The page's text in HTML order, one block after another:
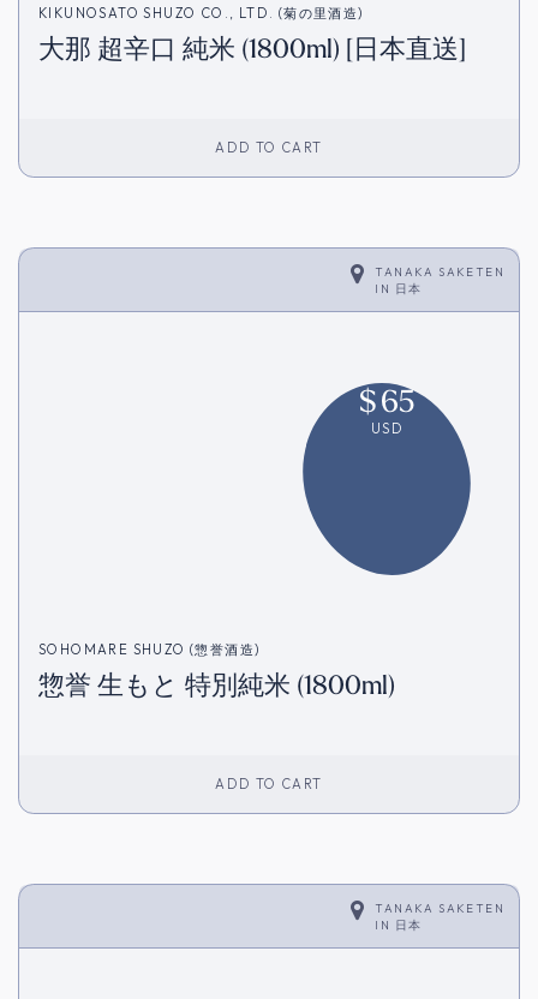
KIKUNOSATO SHUZO CO., LTD. (菊の里酒造)
大那 超辛口 純米 (1800ml) [日本直送]
ADD TO CART
TANAKA SAKETEN
IN 日本
$65
USD
SOHOMARE SHUZO (惣誉酒造)
惣誉 生もと 特別純米 (1800ml)
ADD TO CART
TANAKA SAKETEN
IN 日本